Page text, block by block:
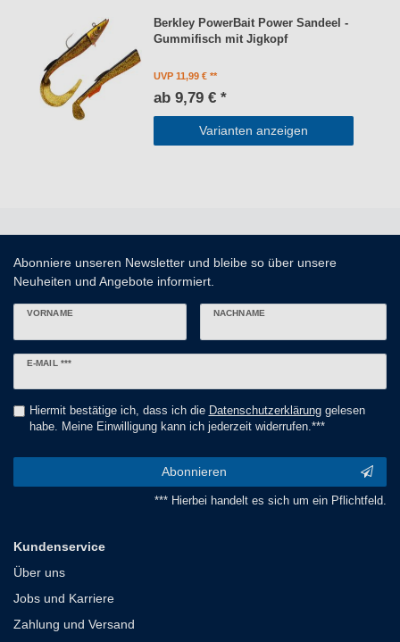
Berkley PowerBait Power Sandeel -
Gummifisch mit Jigkopf
UVP 11,99 €
ab 9,79 € *
Varianten anzeigen
Abonniere unseren Newsletter und bleibe so über unsere
Neuheiten und Angebote informiert.
VORNAME NACHNAME
E-MAIL ***
Newsletter
Hiermit bestätige ich, dass ich die Daten­schutz­erklärunggelesen
habe. Meine Einwilligung kann ich jederzeit widerrufen.***
Abonnieren
*** Hierbei handelt es sich um ein Pflichtfeld.
Kundenservice
Über uns
Jobs und Karriere
Zahlung und Versand